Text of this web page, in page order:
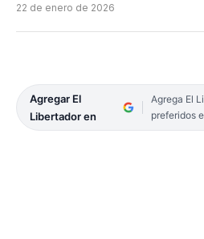
22 de enero de 2026
Agregar El
Libertador en
Agrega El
preferidos